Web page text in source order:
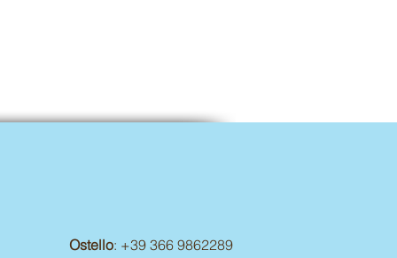
Ostello: +39 366 9862289